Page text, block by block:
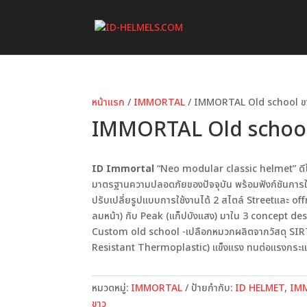
หน้าแรก / IMMORTAL/ IMMORTAL Old school
IMMORTAL Old
ID Immortal “Neo modular classic helmet” ดี
มาตรฐานความปลอดภัยของปัจจุบัน พร้อมฟังก์ชันกา
ปรับเปลี่ยรูปแบบการใช้งานได้ 2 สไตล์ Streetและ
ลมหน้า) กับ Peak (แก็ปบังแสง) มาใน 3 concept
Custom old school -เปลือกหมวกผลิตจากวัสดุ
Resistant Thermoplastic) แข็งแรง ทนต่อแรงกระ
หมวดหมู่: IMMORTAL ป้ายกำกับ: ID HELMET,
ขาว